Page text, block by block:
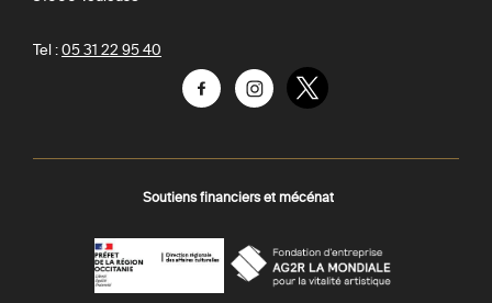
Tel : 05 31 22 95 40
FacebookInstagramTwitter
Soutiens financiers et mécénat